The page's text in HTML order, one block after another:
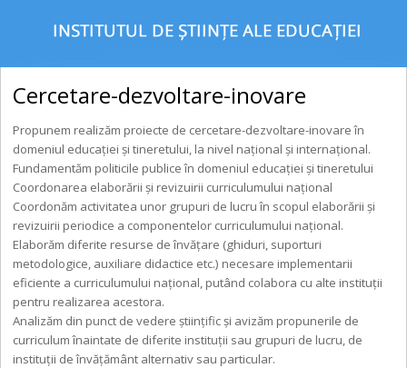
Cercetare-dezvoltare-inovare
Propunem realizăm proiecte de cercetare-dezvoltare-inovare în
domeniul educaţiei şi tineretului, la nivel național și internațional.
Fundamentăm politicile publice în domeniul educaţiei şi tineretului
Coordonarea elaborării şi revizuirii curriculumului naţional
Coordonăm activitatea unor grupuri de lucru în scopul elaborării şi
revizuirii periodice a componentelor curriculumului naţional.
Elaborăm diferite resurse de învăţare (ghiduri, suporturi
metodologice, auxiliare didactice etc.) necesare implementarii
eficiente a curriculumului naţional, putând colabora cu alte instituţii
pentru realizarea acestora.
Analizăm din punct de vedere ştiinţific şi avizăm propunerile de
curriculum înaintate de diferite instituţii sau grupuri de lucru, de
instituţii de învăţământ alternativ sau particular.